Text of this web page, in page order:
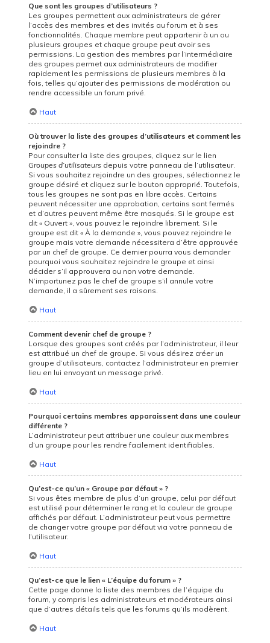
Que sont les groupes d’utilisateurs ?
Les groupes permettent aux administrateurs de gérer
l’accès des membres et des invités au forum et à ses
fonctionnalités. Chaque membre peut appartenir à un ou
plusieurs groupes et chaque groupe peut avoir ses
permissions. La gestion des membres par l’intermédiaire
des groupes permet aux administrateurs de modifier
rapidement les permissions de plusieurs membres à la
fois, telles qu’ajouter des permissions de modération ou
rendre accessible un forum privé.
Haut
Où trouver la liste des groupes d’utilisateurs et comment les
rejoindre ?
Pour consulter la liste des groupes, cliquez sur le lien
Groupes d’utilisateurs depuis votre panneau de l’utilisateur.
Si vous souhaitez rejoindre un des groupes, sélectionnez le
groupe désiré et cliquez sur le bouton approprié. Toutefois,
tous les groupes ne sont pas en libre accès. Certains
peuvent nécessiter une approbation, certains sont fermés
et d’autres peuvent même être masqués. Si le groupe est
dit « Ouvert », vous pouvez le rejoindre librement. Si le
groupe est dit « À la demande », vous pouvez rejoindre le
groupe mais votre demande nécessitera d’être approuvée
par un chef de groupe. Ce dernier pourra vous demander
pourquoi vous souhaitez rejoindre le groupe et ainsi
décider s’il approuvera ou non votre demande.
N’importunez pas le chef de groupe s’il annule votre
demande, il a sûrement ses raisons.
Haut
Comment devenir chef de groupe ?
Lorsque des groupes sont créés par l’administrateur, il leur
est attribué un chef de groupe. Si vous désirez créer un
groupe d’utilisateurs, contactez l’administrateur en premier
lieu en lui envoyant un message privé.
Haut
Pourquoi certains membres apparaissent dans une couleur
différente ?
L’administrateur peut attribuer une couleur aux membres
d’un groupe pour les rendre facilement identifiables.
Haut
Qu’est-ce qu’un « Groupe par défaut » ?
Si vous êtes membre de plus d’un groupe, celui par défaut
est utilisé pour déterminer le rang et la couleur de groupe
affichés par défaut. L’administrateur peut vous permettre
de changer votre groupe par défaut via votre panneau de
l’utilisateur.
Haut
Qu’est-ce que le lien « L’équipe du forum » ?
Cette page donne la liste des membres de l’équipe du
forum, y compris les administrateurs et modérateurs ainsi
que d’autres détails tels que les forums qu’ils modèrent.
Haut